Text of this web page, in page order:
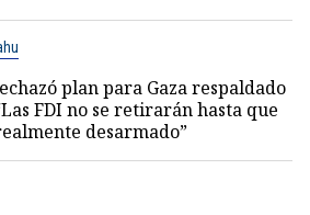
plan para Gaza respaldado
FDI no se retirarán hasta que
desarmado”